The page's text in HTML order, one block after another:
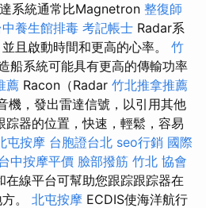
系統通常比Magnetron 整復師
中養生館排毒 考記帳士 Radar系
且啟動時間和更高的心率。 竹
船系統可能具有更高的傳輸功率
薦 Racon（Radar 竹北推拿推薦
機，發出雷達信號，以引用其他
器的位置，快速，輕鬆，容易
屯按摩 台胞證台北 seo行銷 國際
中按摩平價 臉部撥筋 竹北 協會
在線平台可幫助您跟踪跟踪器在
。 北屯按摩 ECDIS使海洋航行